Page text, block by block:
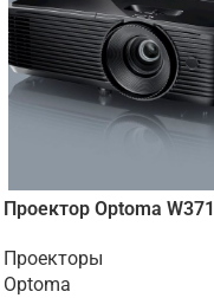
Проектор Optoma W371
Проекторы
Optoma